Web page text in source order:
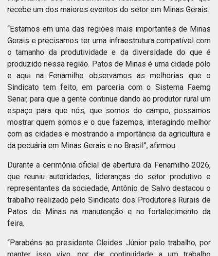
recebe um dos maiores eventos do setor em Minas Gerais.
“Estamos em uma das regiões mais importantes de Minas
Gerais e precisamos ter uma infraestrutura compatível com
o tamanho da produtividade e da diversidade do que é
produzido nessa região. Patos de Minas é uma cidade polo
e aqui na Fenamilho observamos as melhorias que o
Sindicato tem feito, em parceria com o Sistema Faemg
Senar, para que a gente continue dando ao produtor rural um
espaço para que nós, que somos do campo, possamos
mostrar quem somos e o que fazemos, interagindo melhor
com as cidades e mostrando a importância da agricultura e
da pecuária em Minas Gerais e no Brasil”, afirmou.
Durante a cerimônia oficial de abertura da Fenamilho 2026,
que reuniu autoridades, lideranças do setor produtivo e
representantes da sociedade, Antônio de Salvo destacou o
trabalho realizado pelo Sindicato dos Produtores Rurais de
Patos de Minas na manutenção e no fortalecimento da
feira.
“Parabéns ao presidente Cleides Júnior pelo trabalho, por